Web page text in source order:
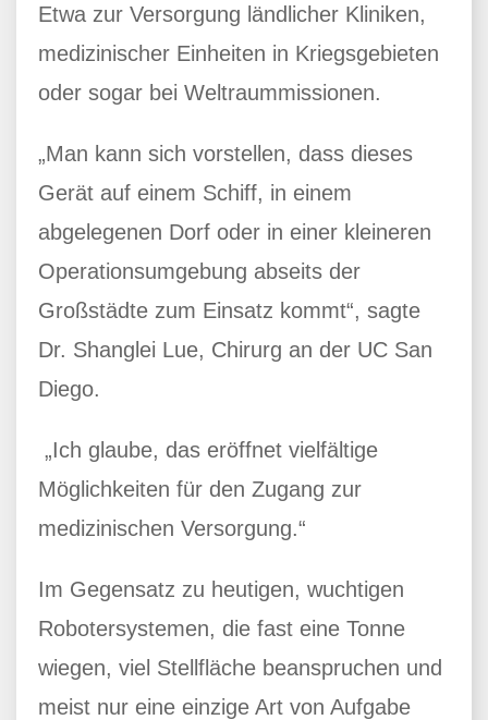
Etwa zur Versorgung ländlicher Kliniken,
medizinischer Einheiten in Kriegsgebieten
oder sogar bei Weltraummissionen.
„Man kann sich vorstellen, dass dieses
Gerät auf einem Schiff, in einem
abgelegenen Dorf oder in einer kleineren
Operationsumgebung abseits der
Großstädte zum Einsatz kommt“, sagte
Dr. Shanglei Lue, Chirurg an der UC San
Diego.
„Ich glaube, das eröffnet vielfältige
Möglichkeiten für den Zugang zur
medizinischen Versorgung.“
Im Gegensatz zu heutigen, wuchtigen
Robotersystemen, die fast eine Tonne
wiegen, viel Stellfläche beanspruchen und
meist nur eine einzige Art von Aufgabe